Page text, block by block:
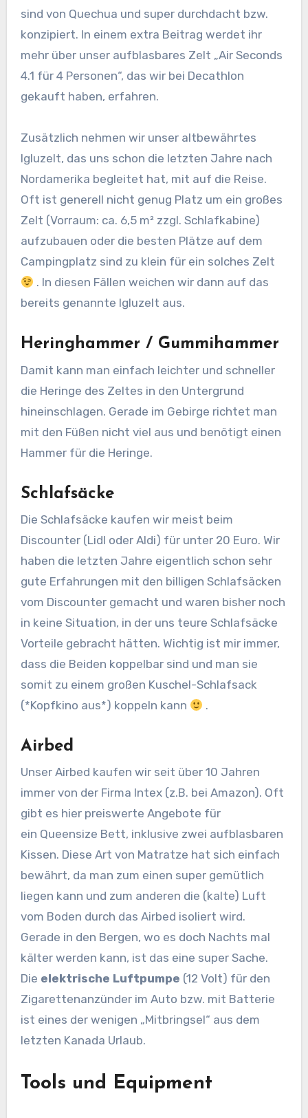
sind von Quechua und super durchdacht bzw.
konzipiert. In einem extra Beitrag werdet ihr
mehr über unser aufblasbares Zelt „Air Seconds
4.1 für 4 Personen“, das wir bei Decathlon
gekauft haben, erfahren.
Zusätzlich nehmen wir unser altbewährtes
Igluzelt, das uns schon die letzten Jahre nach
Nordamerika begleitet hat, mit auf die Reise.
Oft ist generell nicht genug Platz um ein großes
Zelt (Vorraum: ca. 6,5 m² zzgl. Schlafkabine)
aufzubauen oder die besten Plätze auf dem
Campingplatz sind zu klein für ein solches Zelt
. In diesen Fällen weichen wir dann auf das
bereits genannte Igluzelt aus.
Heringhammer / Gummihammer
Damit kann man einfach leichter und schneller
die Heringe des Zeltes in den Untergrund
hineinschlagen. Gerade im Gebirge richtet man
mit den Füßen nicht viel aus und benötigt einen
Hammer für die Heringe.
Schlafsäcke
Die Schlafsäcke kaufen wir meist beim
Discounter (Lidl oder Aldi) für unter 20 Euro. Wir
haben die letzten Jahre eigentlich schon sehr
gute Erfahrungen mit den billigen Schlafsäcken
vom Discounter gemacht und waren bisher noch
in keine Situation, in der uns teure Schlafsäcke
Vorteile gebracht hätten. Wichtig ist mir immer,
dass die Beiden koppelbar sind und man sie
somit zu einem großen Kuschel-Schlafsack
(*Kopfkino aus*) koppeln kann
.
Airbed
Unser Airbed kaufen wir seit über 10 Jahren
immer von der Firma Intex (z.B. bei Amazon). Oft
gibt es hier preiswerte Angebote für
ein Queensize Bett, inklusive zwei aufblasbaren
Kissen. Diese Art von Matratze hat sich einfach
bewährt, da man zum einen super gemütlich
liegen kann und zum anderen die (kalte) Luft
vom Boden durch das Airbed isoliert wird.
Gerade in den Bergen, wo es doch Nachts mal
kälter werden kann, ist das eine super Sache.
Die elektrische Luftpumpe (12 Volt) für den
Zigarettenanzünder im Auto bzw. mit Batterie
ist eines der wenigen „Mitbringsel“ aus dem
letzten Kanada Urlaub.
Tools und Equipment